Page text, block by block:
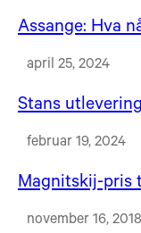
Assange: Hva
april 25, 2024
Stans
februar 19, 2024
Magnitskij-pris
november 16, 2018